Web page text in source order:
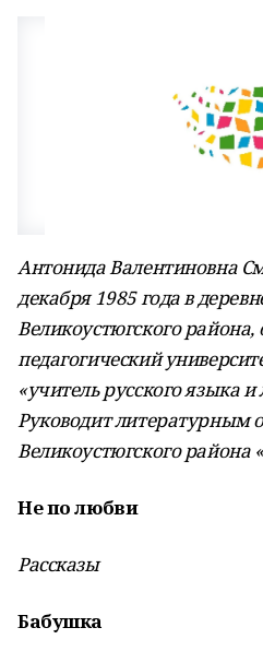
Антонида Валентиновна
декабря 1985 года в
Великоустюгского
педагогический
«учитель русского языка
Руководит литературным
Великоустюгского района
Не по любви
Рассказы
Бабушка